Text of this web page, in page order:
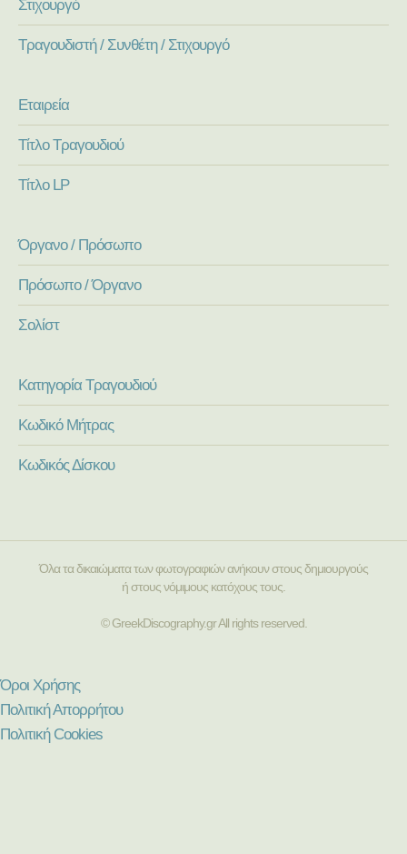
Στιχουργό
Τραγουδιστή / Συνθέτη / Στιχουργό
Εταιρεία
Τίτλο Τραγουδιού
Τίτλο LP
Όργανο / Πρόσωπο
Πρόσωπο / Όργανο
Σολίστ
Κατηγορία Τραγουδιού
Κωδικό Μήτρας
Κωδικός Δίσκου
Όλα τα δικαιώματα των φωτογραφιών ανήκουν στους δημιουργούς
ή στους νόμιμους κατόχους τους.
© GreekDiscography.gr All rights reserved.
Όροι Χρήσης
Πολιτική Απορρήτου
Πολιτική Cookies